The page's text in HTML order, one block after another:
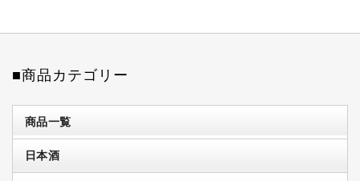
■商品カテゴリー
商品一覧
日本酒